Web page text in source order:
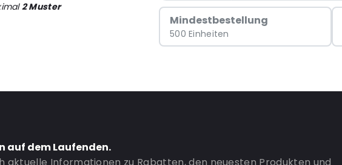
Mindestbestellung
500 Einheiten
2 Muster
auf dem Laufenden.